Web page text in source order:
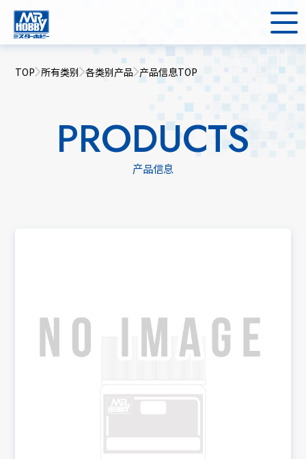
TOP 所有类别 各类别产品 产品信息TOP
PRODUCTS
产品信息